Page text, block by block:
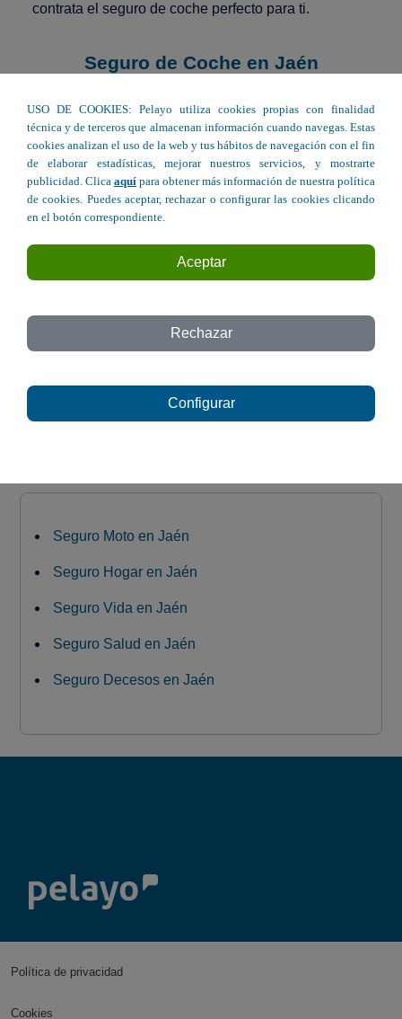
contrata el seguro de coche perfecto para ti.
Seguro de Coche en Jaén
Avda. Miraflores, 2 - Martos
C/ Martínez Falero 22 - Cazorla
Avda. de Granada 10 - Jaén
Avda. de la Libertad, 3 Bajo - Úbeda
Seguro Moto en Jaén
Seguro Hogar en Jaén
Seguro Vida en Jaén
Seguro Salud en Jaén
Seguro Decesos en Jaén
Política de privacidad
Cookies
USO DE COOKIES: Pelayo utiliza cookies propias con finalidad
técnica y de terceros que almacenan información cuando navegas. Estas
cookies analizan el uso de la web y tus hábitos de navegación con el fin
de elaborar estadísticas, mejorar nuestros servicios, y mostrarte
publicidad. Clica aquí para obtener más información de nuestra política
de cookies. Puedes aceptar, rechazar o configurar las cookies clicando
en el botón correspondiente.
Aceptar
Rechazar
Configurar